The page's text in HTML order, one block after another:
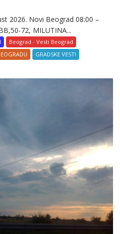
2026. Novi Beograd 08:00 –
72, MILUTINA...
Beograd - Vesti Beograd
GRADSKE VESTI